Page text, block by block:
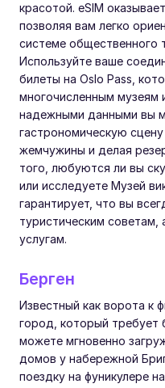
красотой. eSIM
позволяя вам легко
системе общественного
Используйте ваше
билеты на Oslo Pass,
многочисленным музеям
надежными данными вы
гастрономическую
жемчужины и делая
того, любуются ли вы
или исследуете Музей
гарантирует, что вы
туристическим советам,
услугам.
Берген
Известный как ворота к
город, который требует
можете мгновенно
домов у набережной
поездку на фуникулере